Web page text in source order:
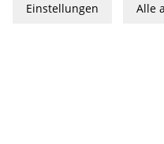
Einstellungen Alle